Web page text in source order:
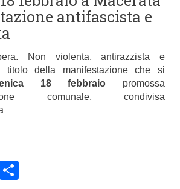
antifascista e
Non violenta, antirazzista e
titolo della manifestazione che si
18 febbraio promossa
comunale, condivisa
WhatsApp